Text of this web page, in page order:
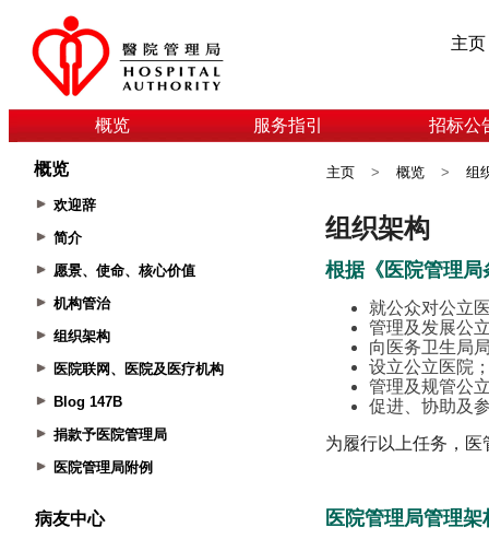
主页
概览 服务指引 招标公
概览
欢迎辞
简介
愿景、使命、核心价值
机构管治
组织架构
医院联网、医院及医疗机构
Blog 147B
捐款予医院管理局
医院管理局附例
病友中心
主页 > 概览 > 组